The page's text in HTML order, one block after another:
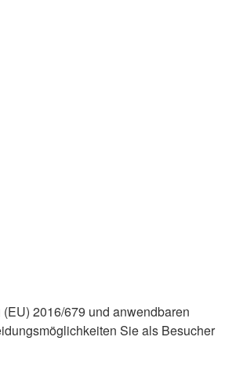
2016/679 und anwendbaren
Sie als Besucher